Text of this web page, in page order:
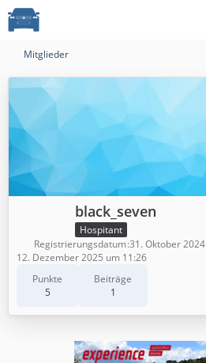
Mitglieder
black_seven
Hospitant
Punkte
5
Beiträge
1
Registrierungsdatum 31. Oktober 2024
12. Dezember 2025 um 11:26